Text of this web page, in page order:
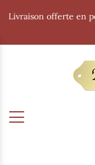
Livraison offerte en